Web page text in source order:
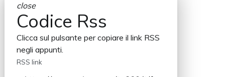
close
Codice Rss
Clicca sul pulsante per copiare il link RSS
negli appunti.
RSS link